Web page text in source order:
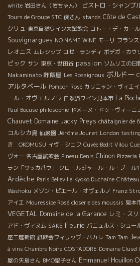
white 岩田さん（岩ちゃん） ビストロ・シャンブ
Tours de Groupe STC 俊さん stands Côte de
クリュ 東京自然ワイン大試飲会 コトー・デ・カール
Souvignargues NO NAME WINE モーリ フラン
レオニス ムレシップ ロゼ・ランディ ボデガ・カウ
ピック サン 東京・世田谷 passion ソムリエの日
Nakaminato 酢飯屋 Les Rossignoux ボルドー
アルタベール Pompon Rosé カリニャン・ヴィエ
ール・オヴェルノワ 自然派ワイン見本市 La
Paul Bocuse philosophie ドメーヌ・ドゥ・ヴィーニ
Chauvet Domaine Jacky Preys châtaignier de
コルシカ島 仙巌園 Jérôme Jouret London
き OKOMUSU イヴ・シェフ Cuvée Bedit Vilou
ヴォー 名古屋試飲会 Pineau Denis Chinon Pizzeria
ラン「サッカパウ」
クロ・ルジャール・ル・ブール
Ardèche Paris Belleville Kyoko Duchaîne
Washoku メゾン・ピエール・オヴェルノ Franz
アイエ Mouressipe Rosé closerie des moussis 見本
VEGETAL Domaine de la Garance レミ・ス
アド・ヴィヌム SAKE Fleurie バニュルス・シュー
座三越新館 試飲会フィリップ・パカレ Tam Tam
à vins Chambre Noire COSTADORE Domaine Clusel
屋の矢島さん BMO聖子さん Emmanuel Houillon